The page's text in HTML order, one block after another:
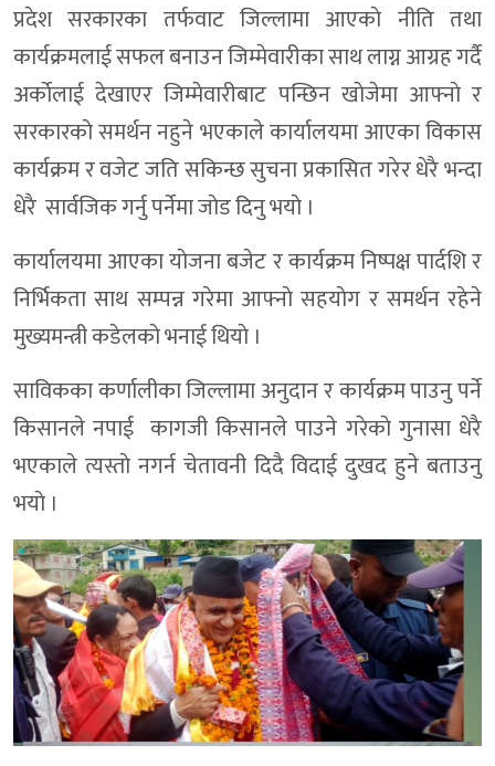
प्रदेश सरकारका तर्फवाट जिल्लामा आएकाे नीति तथा
कार्यक्रमलाई सफल बनाउन जिम्मेवारीका साथ लाग्न आग्रह गर्दै
अर्काेलाई देखाएर जिम्मेवारीबाट पन्छिन खाेजेमा आफ्नाे र
सरकारकाे समर्थन नहुने भएकाले कार्यालयमा आएका विकास
कार्यक्रम र वजेट जति सकिन्छ सुचना प्रकासित गरेर धेरै भन्दा
धेरै सार्वजिक गर्नु पर्नेमा जाेड दिनु भयाे ।
कार्यालयमा आएका याेजना बजेट र कार्यक्रम निष्पक्ष पार्दशि र
निर्भिकता साथ सम्पन्न गरेमा आफ्नाे सहयाेग र समर्थन रहेने
मुख्यमन्त्री कडेलकाे भनाई थियाे ।
साविकका कर्णालीका जिल्लामा अनुदान र कार्यक्रम पाउनु पर्ने
किसानले नपाई कागजी किसानले पाउने गरेकाे गुनासा धेरै
भएकाले त्यस्ताे नगर्न चेतावनी दिदै विदाई दुखद हुने बताउनु
भयाे ।